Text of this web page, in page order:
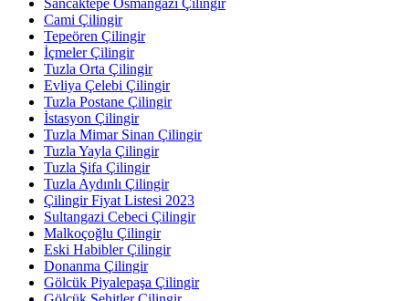
Cami Çilingir
Tepeören Çilingir
İçmeler Çilingir
Tuzla Orta Çilingir
Evliya Çelebi Çilingir
Tuzla Postane Çilingir
İstasyon Çilingir
Tuzla Mimar Sinan Çilingir
Tuzla Yayla Çilingir
Tuzla Şifa Çilingir
Tuzla Aydınlı Çilingir
Çilingir Fiyat Listesi 2023
Sultangazi Cebeci Çilingir
Malkoçoğlu Çilingir
Eski Habibler Çilingir
Donanma Çilingir
Gölcük Piyalepaşa Çilingir